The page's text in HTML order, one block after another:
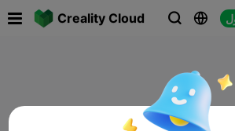
Creality Cloud  